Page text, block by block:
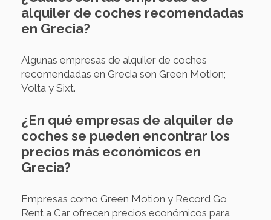
alquiler de coches recomendadas
en Grecia?
Algunas empresas de alquiler de coches
recomendadas en Grecia son Green Motion;
Volta y Sixt.
¿En qué empresas de alquiler de
coches se pueden encontrar los
precios más económicos en
Grecia?
Empresas como Green Motion y Record Go
Rent a Car ofrecen precios económicos para